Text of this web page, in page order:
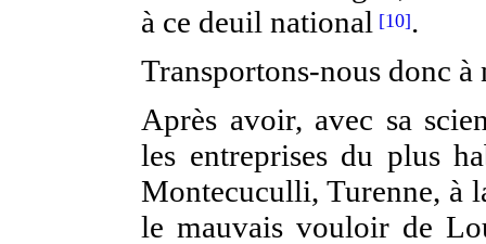
à ce deuil national [10].
Transportons-nous donc
Après avoir, avec sa
les entreprises du plus
Montecuculli, Turenne, à
le mauvais vouloir de